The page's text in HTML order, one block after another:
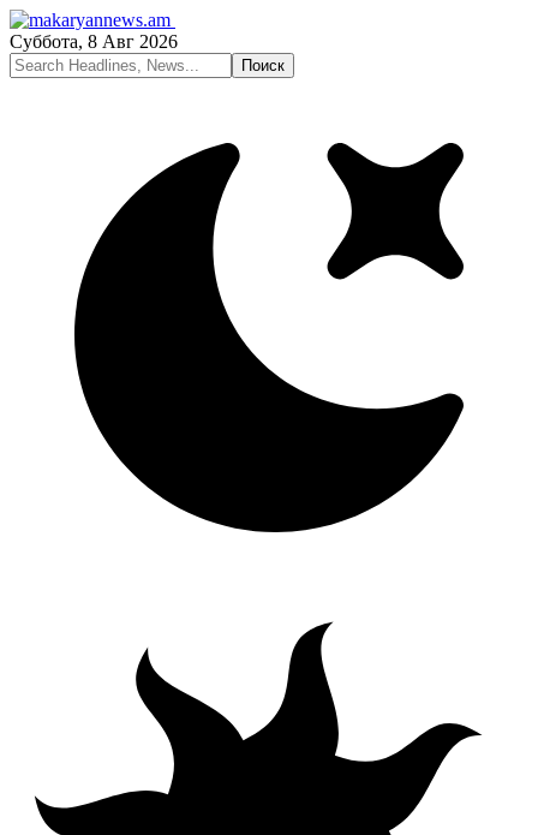
Суббота, 8 Авг 2026